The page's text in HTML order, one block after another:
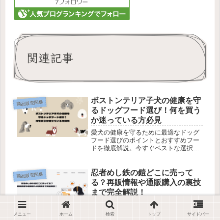
関連記事
商品販売関係
ボストンテリア子犬の健康を守
るドッグフード選び！何を買う
か迷っている方必見
愛犬の健康を守るために最適なドッグ
フード選びのポイントとおすすめフー
ドを徹底解説。今すぐベストな選択
商品販売関係
忍者めし鉄の鎧どこに売って
る？再販情報や通販購入の裏技
まで完全解説！
品薄状態の「忍者めし鉄の鎧」をゲッ
トする方法を完全網羅。販売店舗や再
メニュー ホーム 検索 トップ サイドバー